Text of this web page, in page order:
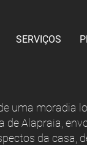
SERVIÇOS
uma moradia
de Alapraia,
da casa,